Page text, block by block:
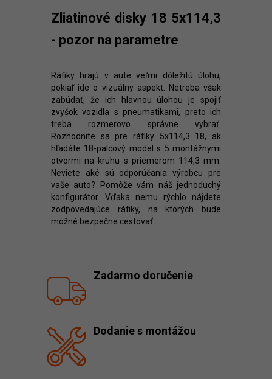
Zliatinové disky 18 5x114,3
- pozor na parametre
Ráfiky hrajú v aute veľmi dôležitú úlohu,
pokiaľ ide o vizuálny aspekt. Netreba však
zabúdať, že ich hlavnou úlohou je spojiť
zvyšok vozidla s pneumatikami, preto ich
treba rozmerovo správne vybrať.
Rozhodnite sa pre ráfiky 5x114,3 18, ak
hľadáte 18-palcový model s 5 montážnymi
otvormi na kruhu s priemerom 114,3 mm.
Neviete aké sú odporúčania výrobcu pre
vaše auto? Pomôže vám náš jednoduchý
konfigurátor. Vďaka nemu rýchlo nájdete
zodpovedajúce ráfiky, na ktorých bude
možné bezpečne cestovať.
Zadarmo doručenie
Dodanie s montážou